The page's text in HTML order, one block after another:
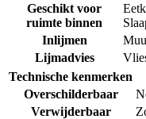
Geschikt voor
ruimte binnen
Inlijmen
Lijmadvies
Technische kenmerken
Overschilderbaar
Verwijderbaar